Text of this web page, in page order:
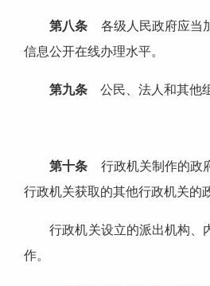
第八条 各级人民政府应当
信息公开在线办理水平。
第九条 公民、法人和其他
第十条 行政机关制作的政
行政机关获取的其他行政机关的
行政机关设立的派出机构、内
作。